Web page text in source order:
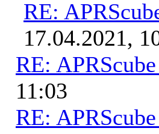
RE:
17.04.2021,
RE:
11:03
RE: